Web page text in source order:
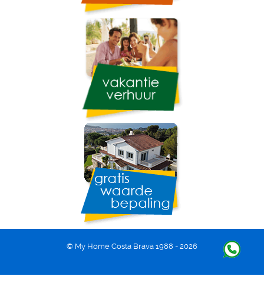
© My Home Costa Brava 1988 - 2026
Back to top